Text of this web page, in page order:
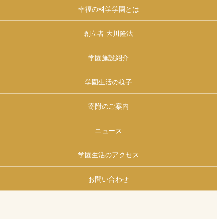
幸福の科学学園とは
創立者 大川隆法
学園施設紹介
学園生活の様子
寄附のご案内
ニュース
学園生活のアクセス
お問い合わせ